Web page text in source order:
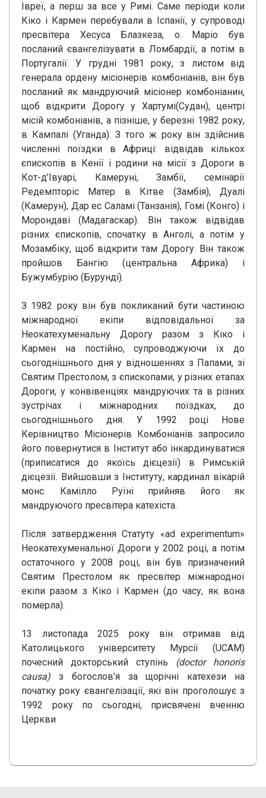
Івреї, а перш за все у Римі. Саме періоди коли
Кіко і Кармен перебували в Іспанії, у супроводі
пресвітера Хесуса Блазкеза, о. Маріо був
посланий євангелізувати в Ломбардії, а потім в
Португалії. У грудні 1981 року, з листом від
генерала ордену місіонерів комбоніанів, він був
посланий як мандруючий місіонер комбоніанин,
щоб відкрити Дорогу у Хартумі(Судан), центрі
місій комбоніанів, а пізніше, у березні 1982 року,
в Кампалі (Уганда). З того ж року він здійснив
численні поїздки в Африці: відвідав кількох
єпископів в Кенії і родини на місії з Дороги в
Кот-д’Івуарі, Камеруні, Замбії, семінарії
Редемпторіс Матер в Кітве (Замбія), Дуалі
(Камерун), Дар ес Саламі (Танзанія), Гомі (Конго) і
Морондаві (Мадагаскар). Він також відвідав
різних єпископів, спочатку в Анголі, а потім у
Мозамбіку, щоб відкрити там Дорогу. Він також
пройшов Бангію (центральна Африка) і
Бужумбурію (Бурунді).
З 1982 року він був покликаний бути частиною
міжнародної екіпи відповідальної за
Неокатехуменальну Дорогу разом з Кіко і
Кармен на постійно, супроводжуючи їх до
сьогоднішнього дня у відношеннях з Папами, зі
Святим Престолом, з єпископами, у різних етапах
Дороги, у конвівенціях мандруючих та в різних
зустрічах і міжнародних поїздках, до
сьогоднішнього дня. У 1992 році Нове
Керівництво Місіонерів Комбоніанів запросило
його повернутися в Інститут або інкардинуватися
(приписатися до якоїсь дієцезії) в Римській
дієцезії. Вийшовши з Інституту, кардинал вікарій
монс. Камілло Руїні прийняв його як
мандруючого пресвітера катехіста.
Після затвердження Статуту «ad experimentum»
Неокатехуменальної Дороги у 2002 році, а потім
остаточного у 2008 році, він був призначений
Святим Престолом як пресвітер міжнародної
екіпи разом з Кіко і Кармен (до часу, як вона
померла).
13 листопада 2025 року він отримав від
Католицького університету Мурсії (UCAM)
почесний докторський ступінь (doctor honoris
causa) з богослов’я за щорічні катехези на
початку року євангелізації, які він проголошує з
1992 року по сьогодні, присвячені вченню
Церкви